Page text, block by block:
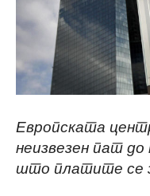
Европската
неизвезен пат до
што платите се